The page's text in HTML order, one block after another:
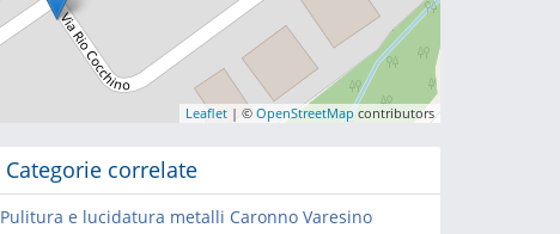
Leaflet | ©OpenStreetMap contributors
Categorie correlate
Pulitura e lucidatura metalli Caronno Varesino